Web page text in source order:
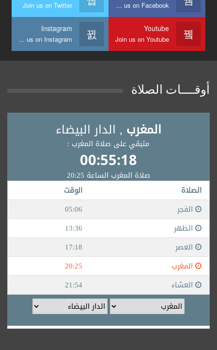
Join us on Facebook
Join us on Twitter
Youtube
Join us on Youtube
Instagram
Join us on Instagram
أوقــــات الصلاة